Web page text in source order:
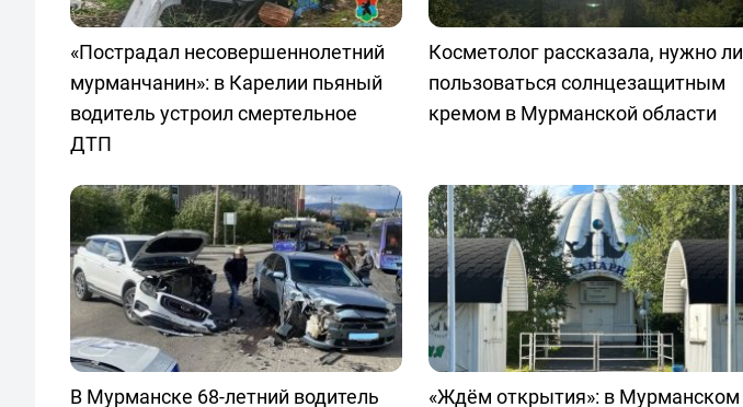
«Пострадал несовершеннолетний
мурманчанин»: в Карелии пьяный
водитель устроил смертельное
ДТП
Косметолог рассказала, нужно ли
пользоваться солнцезащитным
кремом в Мурманской области
В Мурманске 68-летний водитель «Ждём открытия»: в Мурманском